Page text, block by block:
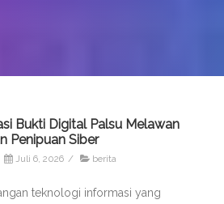
Bukti Digital Palsu Melawan
Penipuan Siber
Juli 6, 2026 / berita
teknologi informasi yang